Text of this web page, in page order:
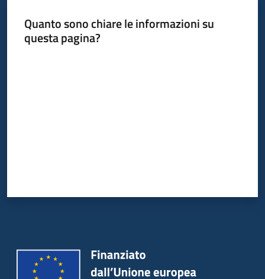
Quanto sono chiare le informazioni su
questa pagina?